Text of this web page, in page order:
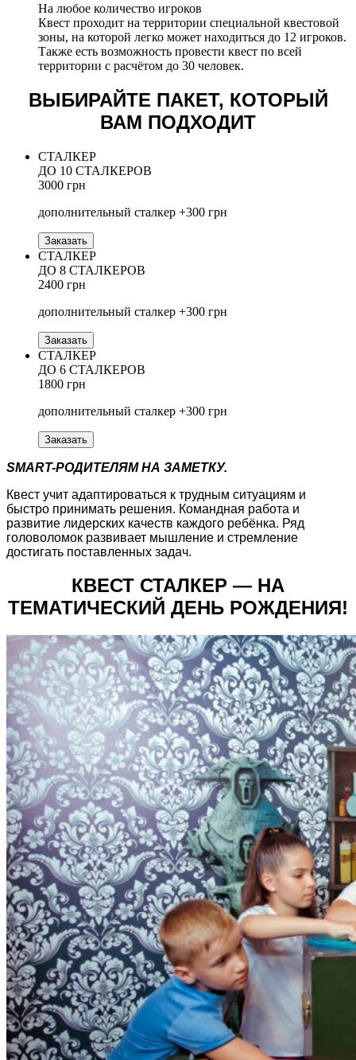
На любое количество игроков
Квест проходит на территории специальной квестовой
зоны, на которой легко может находиться до 12 игроков.
Также есть возможность провести квест по всей
территории с расчётом до 30 человек.
ВЫБИРАЙТЕ ПАКЕТ, КОТОРЫЙ
ВАМ ПОДХОДИТ
СТАЛКЕР
ДО 10 СТАЛКЕРОВ
3000 грн
дополнительный сталкер +300 грн
Заказать
СТАЛКЕР
ДО 8 СТАЛКЕРОВ
2400 грн
дополнительный сталкер +300 грн
Заказать
СТАЛКЕР
ДО 6 СТАЛКЕРОВ
1800 грн
дополнительный сталкер +300 грн
Заказать
SMART-РОДИТЕЛЯМ НА ЗАМЕТКУ.
Квест учит адаптироваться к трудным ситуациям и
быстро принимать решения. Командная работа и
развитие лидерских качеств каждого ребёнка. Ряд
головоломок развивает мышление и стремление
достигать поставленных задач.
КВЕСТ СТАЛКЕР — НА
ТЕМАТИЧЕСКИЙ ДЕНЬ РОЖДЕНИЯ!